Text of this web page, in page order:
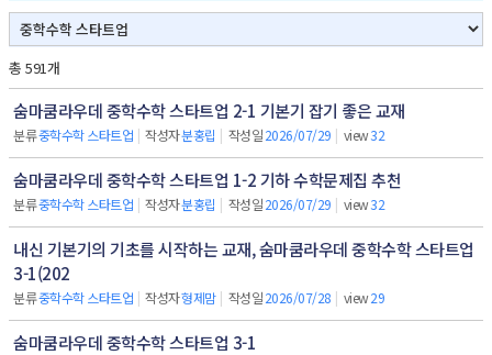
총 591개
숨마쿰라우데 중학수학 스타트업 2-1 기본기 잡기 좋은 교재
분류중학수학 스타트업 | 작성자분홍립 | 작성일2026/07/29 | view32
숨마쿰라우데 중학수학 스타트업 1-2 기하 수학문제집 추천
분류중학수학 스타트업 | 작성자분홍립 | 작성일2026/07/29 | view32
내신 기본기의 기초를 시작하는 교재, 숨마쿰라우데 중학수학 스타트업
3-1(202
분류중학수학 스타트업 | 작성자형제맘 | 작성일2026/07/28 | view29
숨마쿰라우데 중학수학 스타트업 3-1